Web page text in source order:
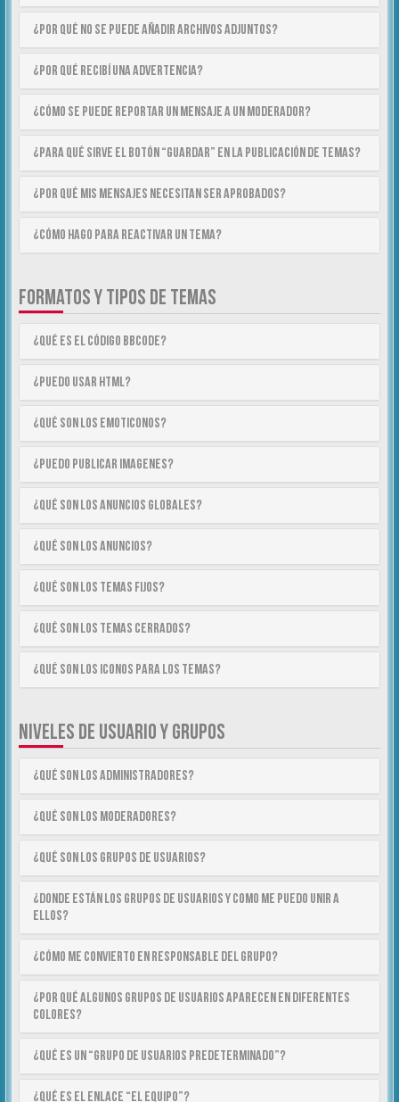
¿Por qué no se puede añadir archivos adjuntos?
¿Por qué recibí una advertencia?
¿Cómo se puede reportar un mensaje a un moderador?
¿Para qué sirve el botón “Guardar” en la publicación de temas?
¿Por qué mis mensajes necesitan ser aprobados?
¿Cómo hago para reactivar un tema?
FORMATOS Y TIPOS DE TEMAS
¿Qué es el código BBCode?
¿Puedo usar HTML?
¿Qué son los emoticonos?
¿Puedo publicar imagenes?
¿Qué son los anuncios globales?
¿Qué son los anuncios?
¿Qué son los temas fijos?
¿Qué son los temas cerrados?
¿Qué son los iconos para los temas?
NIVELES DE USUARIO Y GRUPOS
¿Qué son los Administradores?
¿Qué son los Moderadores?
¿Qué son los Grupos de Usuarios?
¿Donde están los Grupos de Usuarios y como me puedo unir a
ellos?
¿Cómo me convierto en Responsable del Grupo?
¿Por qué algunos Grupos de Usuarios aparecen en diferentes
colores?
¿Qué es un “Grupo de Usuarios predeterminado”?
¿Qué es el enlace “El equipo”?